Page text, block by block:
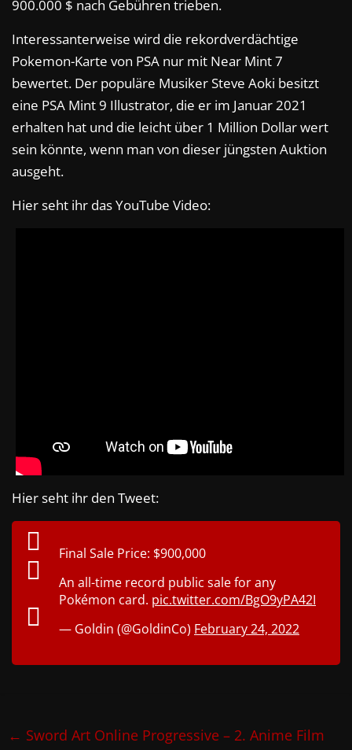
900.000 $ nach Gebühren trieben.
Interessanterweise wird die rekordverdächtige
Pokemon-Karte von PSA nur mit Near Mint 7
bewertet. Der populäre Musiker Steve Aoki besitzt
eine PSA Mint 9 Illustrator, die er im Januar 2021
erhalten hat und die leicht über 1 Million Dollar wert
sein könnte, wenn man von dieser jüngsten Auktion
ausgeht.
Hier seht ihr das YouTube Video:
Hier seht ihr den Tweet:
Final Sale Price: $900,000
An all-time record public sale for any
Pokémon card. pic.twitter.com/BgO9yPA42I
— Goldin (@GoldinCo) February 24, 2022
← Sword Art Online Progressive – 2. Anime Film